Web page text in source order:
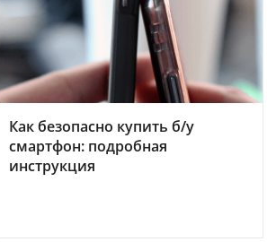
Как безопасно купить б/у
смартфон: подробная
инструкция